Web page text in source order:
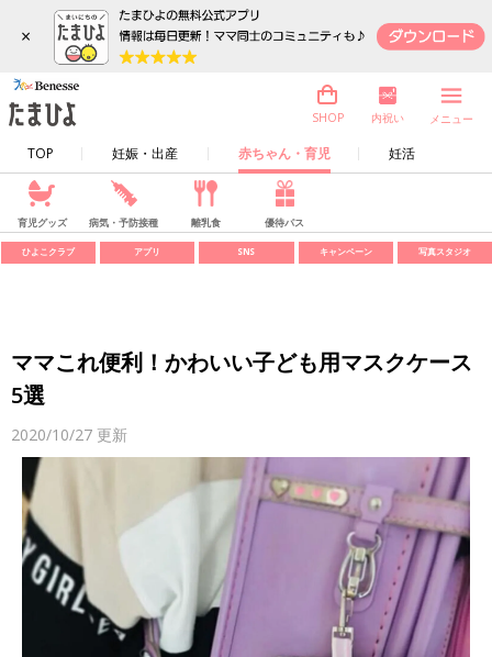
×
TOP 妊娠・出産 赤ちゃん・育児 妊活
SHOP 内祝い メニュー
育児グッズ 病気・予防接種 離乳食 優待パス
ひよこクラブ アプリ SNS キャンペーン 写真スタジオ
ママこれ便利！かわいい子ども用マスクケース
5選
2020/10/27 更新